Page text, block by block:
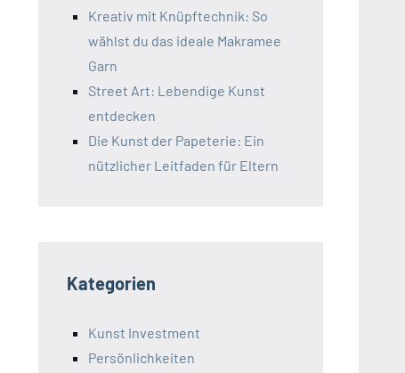
Kreativ mit Knüpftechnik: So
wählst du das ideale Makramee
Garn
Street Art: Lebendige Kunst
entdecken
Die Kunst der Papeterie: Ein
nützlicher Leitfaden für Eltern
Kategorien
Kunst Investment
Persönlichkeiten